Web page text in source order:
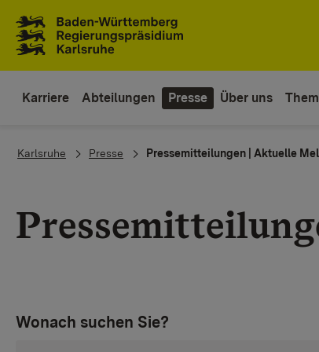
Karriere Abteilungen Presse Über uns
You are here:
Karlsruhe Presse Pressemitteilungen | Aktuelle
Wonach suchen Sie?